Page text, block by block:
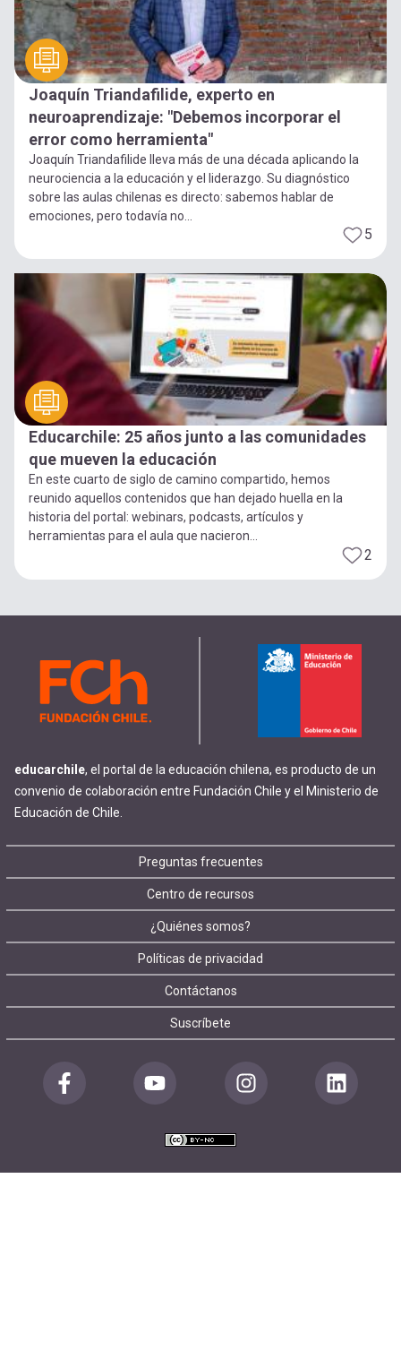
Joaquín Triandafilide, experto en
neuroaprendizaje: "Debemos incorporar el
error como herramienta"
Joaquín Triandafilide lleva más de una década aplicando la
neurociencia a la educación y el liderazgo. Su diagnóstico
sobre las aulas chilenas es directo: sabemos hablar de
emociones, pero todavía no...
5
Educarchile: 25 años junto a las comunidades
que mueven la educación
En este cuarto de siglo de camino compartido, hemos
reunido aquellos contenidos que han dejado huella en la
historia del portal: webinars, podcasts, artículos y
herramientas para el aula que nacieron...
2
educarchile, el portal de la educación chilena, es producto de un
convenio de colaboración entre Fundación Chile y el Ministerio de
Educación de Chile.
Footer
menu
Preguntas frecuentes
Centro de recursos
¿Quiénes somos?
Políticas de privacidad
Contáctanos
Suscríbete
Redes